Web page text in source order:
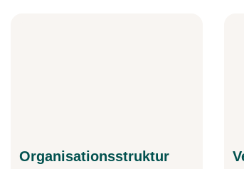
Organisationsstruktur